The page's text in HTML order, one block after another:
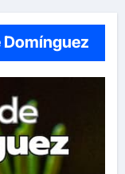
Domínguez